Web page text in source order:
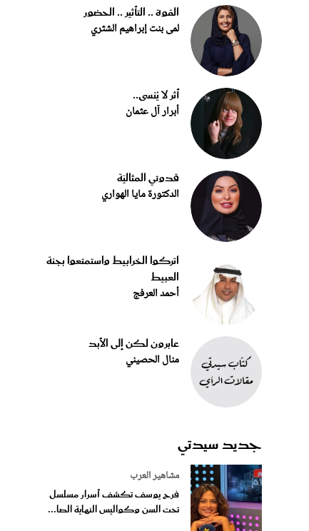
القوة .. التأثير .. الحضور
لمى بنت إبراهيم الشثري
أثر لا يُنسى..
أبرار آل عثمان
قدوتي المثاليّة
الدكتورة مايا الهواري
اتركوا الخرابيط واستمتعوا بجنة
العبيط
أحمد العرفج
عابرون لكن إلى الأبد
منال الحصيني
جديد سيدتي
مشاهير العرب
فرح يوسف تكشف أسرار مسلسل
تحت السن وكواليس النهاية الصا...